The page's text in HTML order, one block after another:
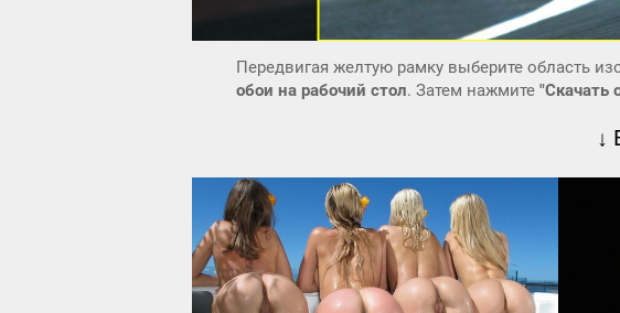
Передвигая желтую рамку выберите область
обои на рабочий стол. Затем нажмите "Скачать
↓